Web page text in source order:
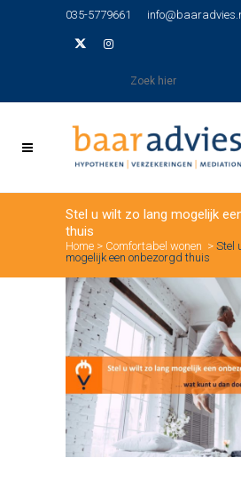
035-5779661
Stel u wilt zo lang mogelijk
thuis
Home > Comfortabel wonen > Stel
mogelijk een onbezorgd thuis